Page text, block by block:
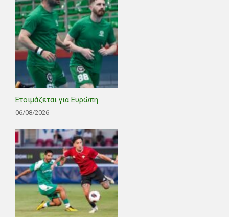
Ετοιμάζεται για Ευρώπη
06/08/2026